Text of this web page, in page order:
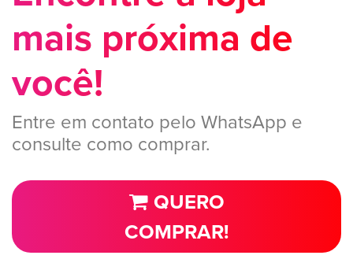
mais próxima de
você!
Entre em contato pelo WhatsApp e
consulte como comprar.
QUERO
COMPRAR!